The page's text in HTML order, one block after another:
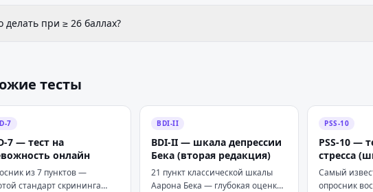
делать при ≥ 26 баллах?
тесты
7
7 — тест на
онлайн
из 7 пунктов —
стандарт скрининга
BDI-II
BDI-II — шкала депрессии
Бека (вторая редакция)
21 пункт классической шкалы
Аарона Бека — глубокая оценка
PSS-10
PSS-10 —
стресса
Самый
опросник